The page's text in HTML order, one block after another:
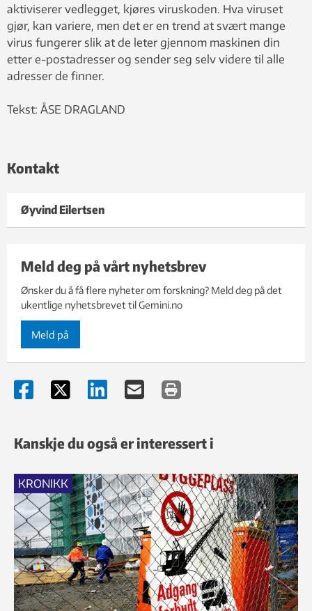
aktiviserer vedlegget, kjøres viruskoden. Hva viruset
gjør, kan variere, men det er en trend at svært mange
virus fungerer slik at de leter gjennom maskinen din
etter e-postadresser og sender seg selv videre til alle
adresser de finner.
Tekst: ÅSE DRAGLAND
Kontakt
Øyvind Eilertsen
Meld deg på vårt nyhetsbrev
Ønsker du å få flere nyheter om forskning? Meld deg på det
ukentlige nyhetsbrevet til Gemini.no
Meld på
Kanskje du også er interessert i
KRONIKK